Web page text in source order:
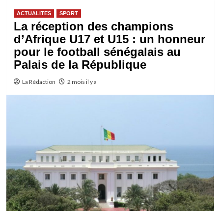
ACTUALITES SPORT
La réception des champions
d’Afrique U17 et U15 : un honneur
pour le football sénégalais au
Palais de la République
La Rédaction 2 mois il y a